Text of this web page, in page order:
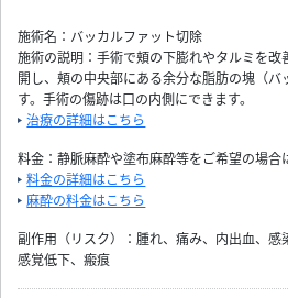
施術名：バッカルファット切除
施術の説明：手術で頬の下膨れやタルミを改
開し、頬の中央部にある余分な脂肪の塊（
す。手術の傷跡は口の内側にできます。
治療の詳細はこちら
料金：静脈麻酔や塗布麻酔等をご希望の場合
料金の詳細はこちら
麻酔の料金はこちら
副作用（リスク）：腫れ、痛み、内出血、感
感覚低下、瘢痕